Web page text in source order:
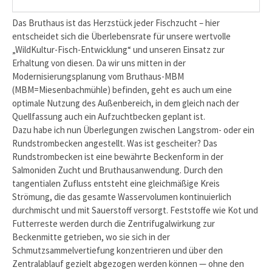
Das Bruthaus ist das Herzstück jeder Fischzucht – hier
entscheidet sich die Überlebensrate für unsere wertvolle
„WildKultur-Fisch-Entwicklung“ und unseren Einsatz zur
Erhaltung von diesen. Da wir uns mitten in der
Modernisierungsplanung vom Bruthaus-MBM
(MBM=Miesenbachmühle) befinden, geht es auch um eine
optimale Nutzung des Außenbereich, in dem gleich nach der
Quellfassung auch ein Aufzuchtbecken geplant ist.
Dazu habe ich nun Überlegungen zwischen Langstrom- oder ein
Rundstrombecken angestellt. Was ist gescheiter? Das
Rundstrombecken ist eine bewährte Beckenform in der
Salmoniden Zucht und Bruthausanwendung. Durch den
tangentialen Zufluss entsteht eine gleichmäßige Kreis
Strömung, die das gesamte Wasservolumen kontinuierlich
durchmischt und mit Sauerstoff versorgt. Feststoffe wie Kot und
Futterreste werden durch die Zentrifugalwirkung zur
Beckenmitte getrieben, wo sie sich in der
Schmutzsammelvertiefung konzentrieren und über den
Zentralablauf gezielt abgezogen werden können — ohne den